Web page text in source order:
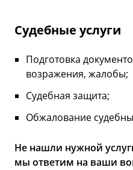
Судебные услуги
Подготовка
возражения, жалобы;
Судебная защита;
Обжалование
Не нашли нужной
мы ответим на ваши